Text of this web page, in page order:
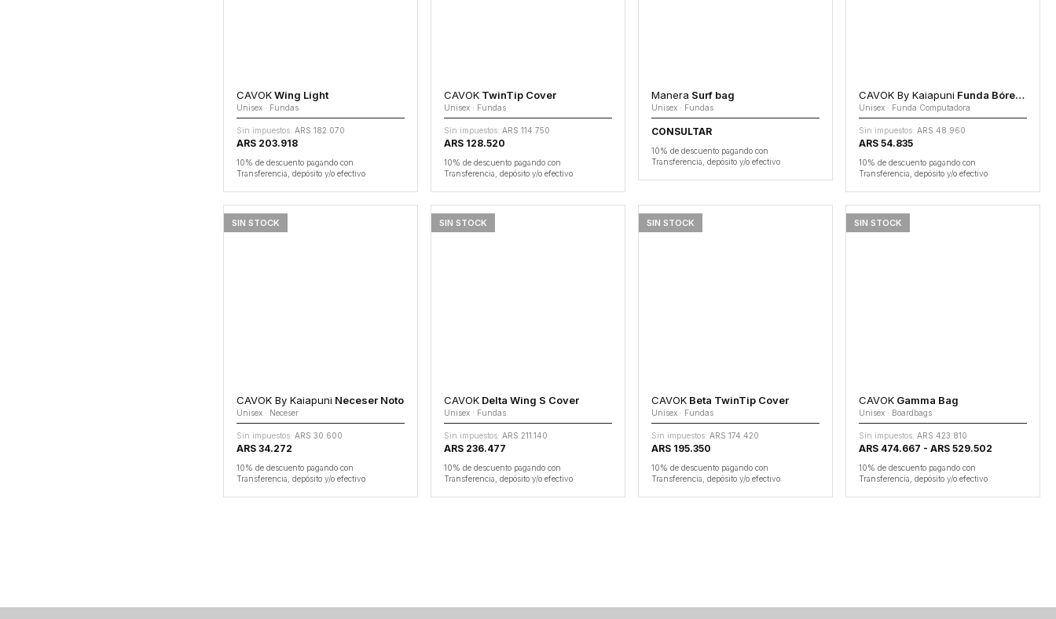
CAVOKWing Light
Unisex · Fundas
Sin impuestos: ARS 182.070
ARS 203.918
10% de descuento pagando con
Transferencia, depósito y/o efectivo
CAVOK TwinTip Cover
Unisex · Fundas
Sin impuestos: ARS 114.750
ARS 128.520
10% de descuento pagando con
Transferencia, depósito y/o efectivo
Manera Surf bag
Unisex · Fundas
CONSULTAR
10% de descuento pagando con
Transferencia, depósito y/o efectivo
CAVOK By Kaiapuni Funda Bóreas
Unisex · Funda Computadora
Sin impuestos: ARS 48.960
ARS 54.835
10% de descuento pagando con
Transferencia, depósito y/o efectivo
SIN STOCK
CAVOK By Kaiapuni Neceser Noto
Unisex · Neceser
Sin impuestos: ARS 30.600
ARS 34.272
10% de descuento pagando con
Transferencia, depósito y/o efectivo
SIN STOCK
CAVOK Delta Wing S Cover
Unisex · Fundas
Sin impuestos: ARS 211.140
ARS 236.477
10% de descuento pagando con
Transferencia, depósito y/o efectivo
SIN STOCK
CAVOK Beta TwinTip Cover
Unisex · Fundas
Sin impuestos: ARS 174.420
ARS 195.350
10% de descuento pagando con
Transferencia, depósito y/o efectivo
SIN STOCK
CAVOK Gamma Bag
Unisex · Boardbags
Sin impuestos: ARS 423.810
ARS 474.667 - ARS 529.502
10% de descuento pagando con
Transferencia, depósito y/o efectivo